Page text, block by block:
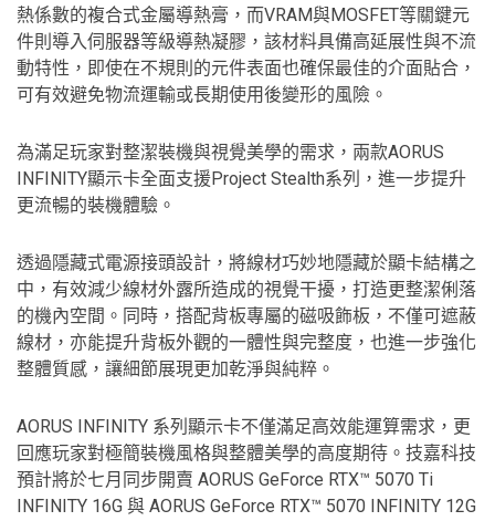
熱係數的複合式金屬導熱膏，而VRAM與MOSFET等關鍵元
件則導入伺服器等級導熱凝膠，該材料具備高延展性與不流
動特性，即使在不規則的元件表面也確保最佳的介面貼合，
可有效避免物流運輸或長期使用後變形的風險。
為滿足玩家對整潔裝機與視覺美學的需求，兩款AORUS
INFINITY顯示卡全面支援Project Stealth系列，進一步提升
更流暢的裝機體驗。
透過隱藏式電源接頭設計，將線材巧妙地隱藏於顯卡結構之
中，有效減少線材外露所造成的視覺干擾，打造更整潔俐落
的機內空間。同時，搭配背板專屬的磁吸飾板，不僅可遮蔽
線材，亦能提升背板外觀的一體性與完整度，也進一步強化
整體質感，讓細節展現更加乾淨與純粹。
AORUS INFINITY 系列顯示卡不僅滿足高效能運算需求，更
回應玩家對極簡裝機風格與整體美學的高度期待。技嘉科技
預計將於七月同步開賣 AORUS GeForce RTX™ 5070 Ti
INFINITY 16G 與 AORUS GeForce RTX™ 5070 INFINITY 12G